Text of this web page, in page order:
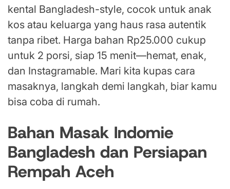
kental Bangladesh-style, cocok untuk anak
kos atau keluarga yang haus rasa autentik
tanpa ribet. Harga bahan Rp25.000 cukup
untuk 2 porsi, siap 15 menit—hemat, enak,
dan Instagramable. Mari kita kupas cara
masaknya, langkah demi langkah, biar kamu
bisa coba di rumah.
Bahan Masak Indomie
Bangladesh dan Persiapan
Rempah Aceh